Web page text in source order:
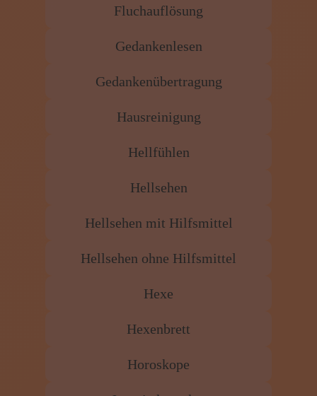
Fluchauflösung
Gedankenlesen
Gedankenübertragung
Hausreinigung
Hellfühlen
Hellsehen
Hellsehen mit Hilfsmittel
Hellsehen ohne Hilfsmittel
Hexe
Hexenbrett
Horoskope